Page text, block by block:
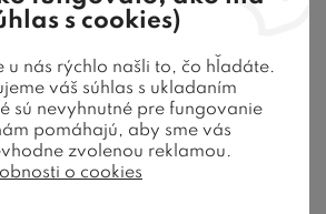
s cookies)
u nás rýchlo našli to, čo hľadáte.
váš súhlas s ukladaním
sú nevyhnutné pre fungovanie
pomáhajú, aby sme vás
zvolenou reklamou.
o cookies